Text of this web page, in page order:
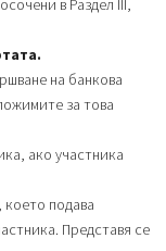
в Раздел ІII,
на банкова
за това
ако участника
подава
Представя се